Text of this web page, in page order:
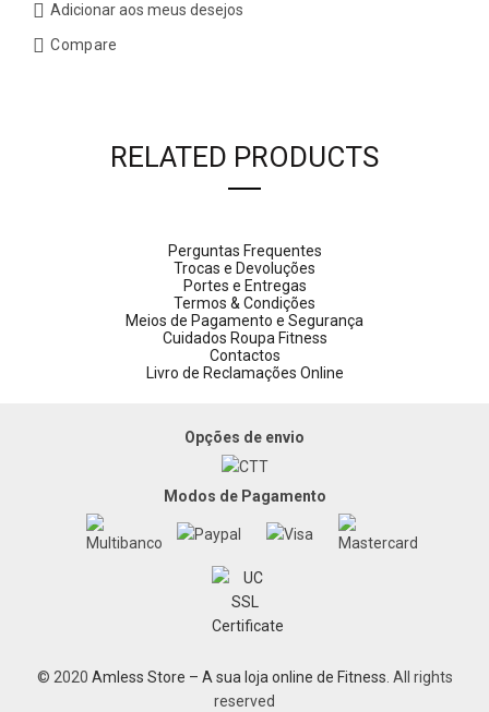
Adicionar aos meus desejos
Compare
RELATED PRODUCTS
Perguntas Frequentes
Trocas e Devoluções
Portes e Entregas
Termos & Condições
Meios de Pagamento e Segurança
Cuidados Roupa Fitness
Contactos
Livro de Reclamações Online
Opções de envio
Modos de Pagamento
© 2020 Amless Store – A sua loja online de Fitness . All rights
reserved